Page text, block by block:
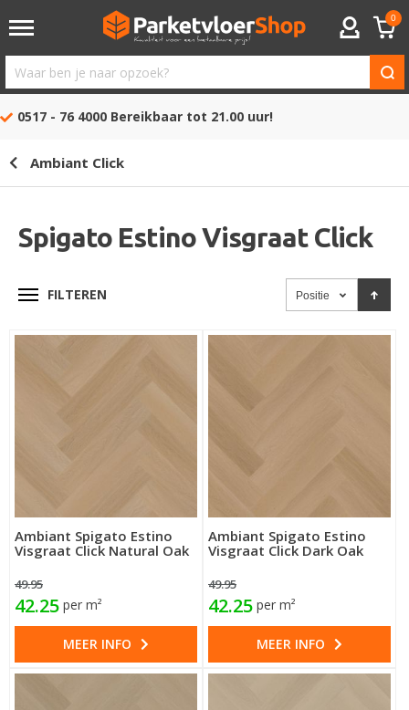
ACCOUNT
0
Waar
ben
opzoek?
0517 - 76 4000 Bereikbaar tot 21.00 uur!
Ambiant Click
Spigato Estino Visgraat Click
FILTEREN Positie
Ambiant Spigato Estino
Visgraat Click Natural Oak
49.95
42.25 per m²
MEER INFO
Ambiant Spigato Estino
Visgraat Click Dark Oak
49.95
42.25 per m²
MEER INFO